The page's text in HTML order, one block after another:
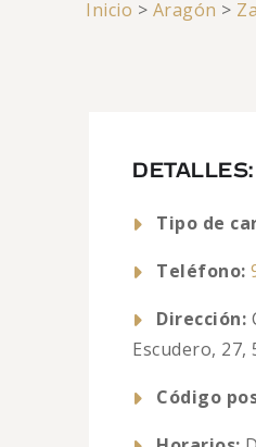
Inicio > Aragón >
DETALLES:
Tipo de
Teléfono:
Dirección:
Escudero, 27,
Código